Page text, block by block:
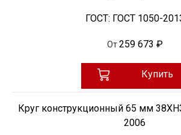
ГОСТ: ГОСТ 1050-
От 259 673 ₽
Купить
Круг конструкционный 65 мм
2006